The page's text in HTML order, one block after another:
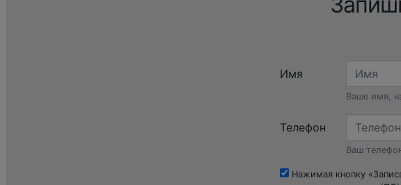
Имя
Ваше имя,
Телефон
Ваш
Нажимая кнопку